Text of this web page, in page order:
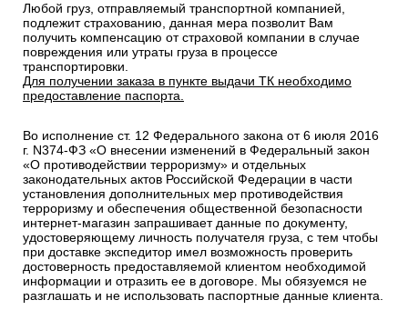
Любой груз, отправляемый транспортной компанией,
подлежит страхованию, данная мера позволит Вам
получить компенсацию от страховой компании в случае
повреждения или утраты груза в процессе
транспортировки.
Для получении заказа в пункте выдачи ТК необходимо
предоставление паспорта.
Во исполнение ст. 12 Федерального закона от 6 июля 2016
г. N374-ФЗ «О внесении изменений в Федеральный закон
«О противодействии терроризму» и отдельных
законодательных актов Российской Федерации в части
установления дополнительных мер противодействия
терроризму и обеспечения общественной безопасности
интернет-магазин запрашивает данные по документу,
удостоверяющему личность получателя груза, с тем чтобы
при доставке экспедитор имел возможность проверить
достоверность предоставляемой клиентом необходимой
информации и отразить ее в договоре. Мы обязуемся не
разглашать и не использовать паспортные данные клиента.